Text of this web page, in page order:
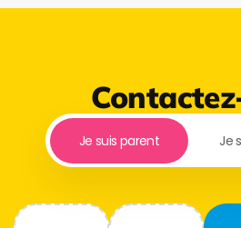
Je suis parent Je